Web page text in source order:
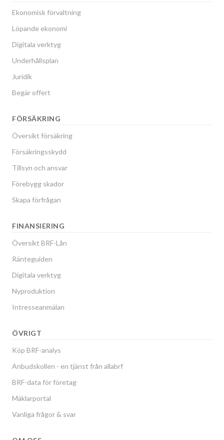
Ekonomisk förvaltning
Löpande ekonomi
Digitala verktyg
Underhållsplan
Juridik
Begär offert
FÖRSÄKRING
Översikt försäkring
Försäkringsskydd
Tillsyn och ansvar
Förebygg skador
Skapa förfrågan
FINANSIERING
Översikt BRF-Lån
Ränteguiden
Digitala verktyg
Nyproduktion
Intresseanmälan
ÖVRIGT
Köp BRF-analys
Anbudskollen - en tjänst från allabrf
BRF-data för företag
Mäklarportal
Vanliga frågor & svar